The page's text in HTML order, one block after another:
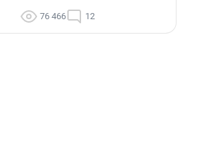
76 466 12